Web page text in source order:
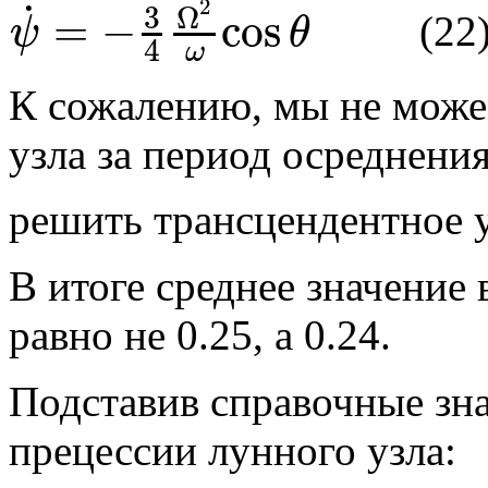
ψ
˙ = − 3
4
Ω2
ω cos θ
ψ˙¯= 34Ω2 cosθ
К сожалению, мы не
узла за период
решить трансцендентное
В итоге среднее
равно не 0.25, а 0.24.
Подставив справочные
прецессии лунного узла: